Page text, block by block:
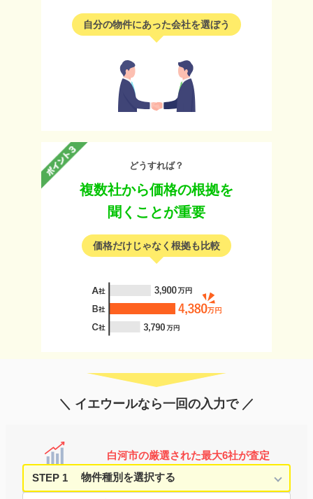
自分の物件にあった会社を選ぼう
どうすれば？
複数社から価格の根拠を
聞くことが重要
価格だけじゃなく根拠も比較
＼ イエウールなら一回の入力で ／
白河市の厳選された最大6社が査定
STEP 1